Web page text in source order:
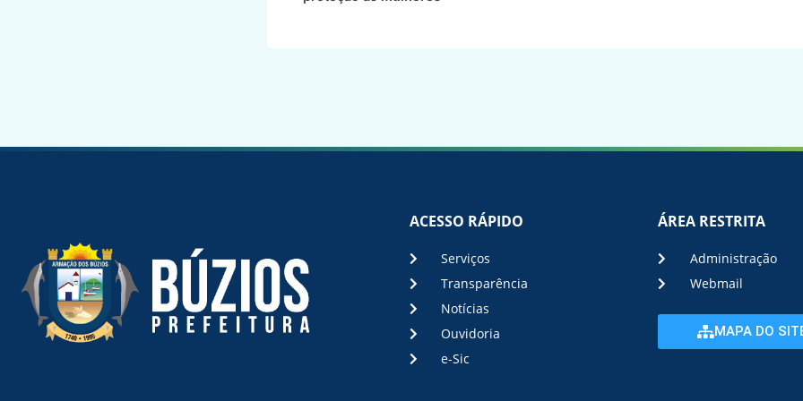
ACESSO RÁPIDO
Serviços
Transparência
Notícias
Ouvidoria
e-Sic
ÁREA RESTRITA
Administração
Webmail
MAPA DO